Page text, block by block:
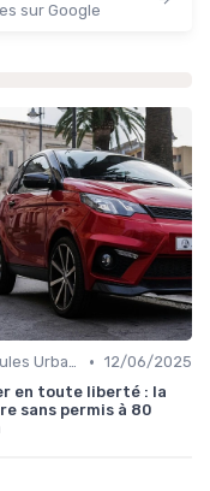
sur Google
Véhicules Urbains • 12/06/2025
en toute liberté : la
sans permis à 80